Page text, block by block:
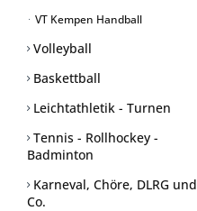
VT Kempen Handball
Volleyball
Baskettball
Leichtathletik - Turnen
Tennis - Rollhockey -
Badminton
Karneval, Chöre, DLRG und
Co.